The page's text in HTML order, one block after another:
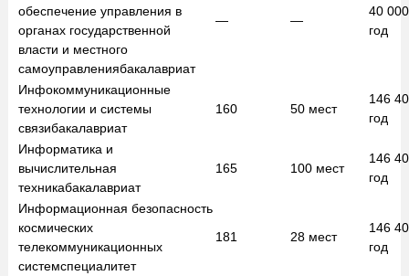
обеспечение управления в
органах государственной
власти и местного
самоуправлениябакалавриат
— —
40
год
Инфокоммуникационные
технологии и системы
связибакалавриат
160 50 мест
146
год
Информатика и
вычислительная
техникабакалавриат
165 100 мест
146
год
Информационная безопасность
космических
телекоммуникационных
системспециалитет
181 28 мест
146
год